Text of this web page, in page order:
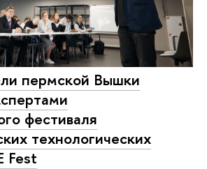
пермской Вышки
фестиваля
технологических
Fest